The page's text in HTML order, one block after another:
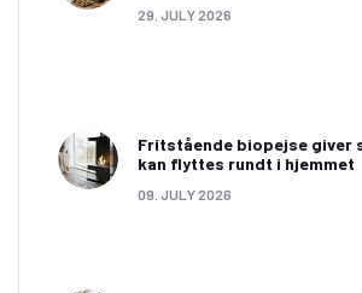
29. JULY 2026
Fritstående biopejse giver
kan flyttes rundt i hjemmet
09. JULY 2026